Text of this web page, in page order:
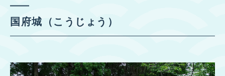
国府城（こうじょう）